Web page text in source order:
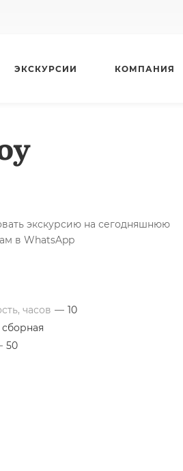
ЭКСКУРСИИ КОМПАНИЯ
экскурсию на сегодняшнюю
в WhatsApp
часов — 10
50